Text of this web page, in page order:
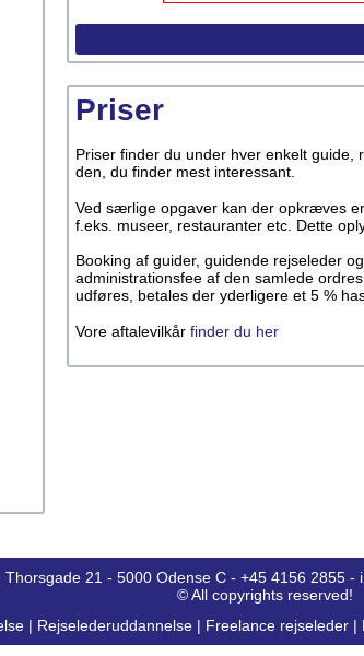
Priser
Priser finder du under hver enkelt
den, du finder mest interessant.
Ved særlige opgaver kan der opkræves
f.eks. museer, restauranter etc. Dette
Booking af guider, guidende rejseleder
administrationsfee af den samlede
udføres, betales der yderligere et 5 %
Vore aftalevilkår finder du her
Thorsgade 21 - 5000 Odense C - +45 4156 2855
© All copyrights reserved!
| Rejselederuddannelse | Freelance rejseleder |